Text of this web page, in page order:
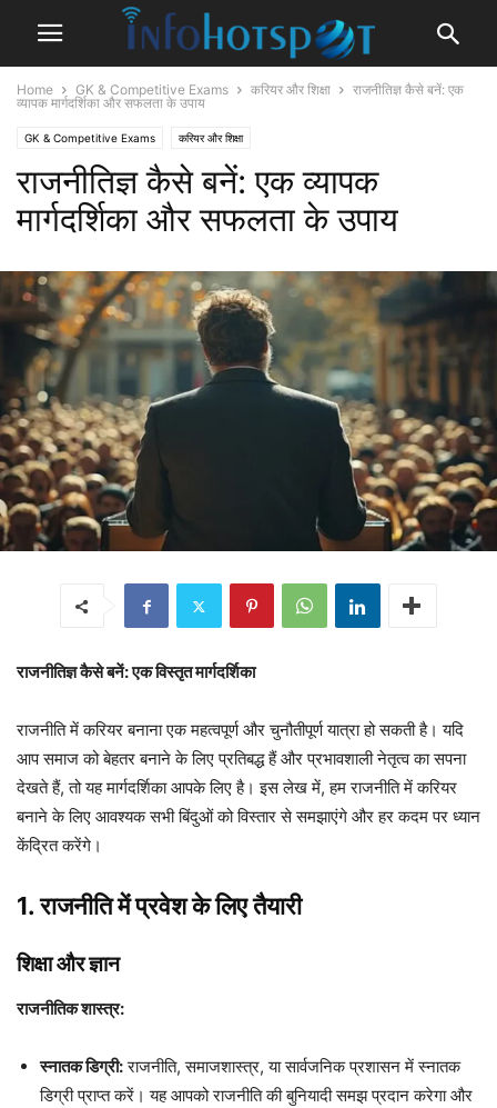
Home GK & Competitive Exams करियर और शिक्षा
राजनीतिज्ञ कैसे बनें: एक
व्यापक मार्गदर्शिका और सफलता के उपाय
GK & Competitive Exams करियर और शिक्षा
राजनीतिज्ञ कैसे बनें: एक व्यापक
मार्गदर्शिका और सफलता के उपाय
राजनीतिज्ञ कैसे बनें: एक विस्तृत मार्गदर्शिका
राजनीति में करियर बनाना एक महत्वपूर्ण और चुनौतीपूर्ण यात्रा हो सकती है। यदि
आप समाज को बेहतर बनाने के लिए प्रतिबद्ध हैं और प्रभावशाली नेतृत्व का सपना
देखते हैं, तो यह मार्गदर्शिका आपके लिए है। इस लेख में, हम राजनीति में करियर
बनाने के लिए आवश्यक सभी बिंदुओं को विस्तार से समझाएंगे और हर कदम पर ध्यान
केंद्रित करेंगे।
1. राजनीति में प्रवेश के लिए तैयारी
शिक्षा और ज्ञान
राजनीतिक शास्त्र:
स्नातक डिग्री:राजनीति, समाजशास्त्र, या सार्वजनिक प्रशासन में स्नातक
डिग्री प्राप्त करें। यह आपको राजनीति की बुनियादी समझ प्रदान करेगा और